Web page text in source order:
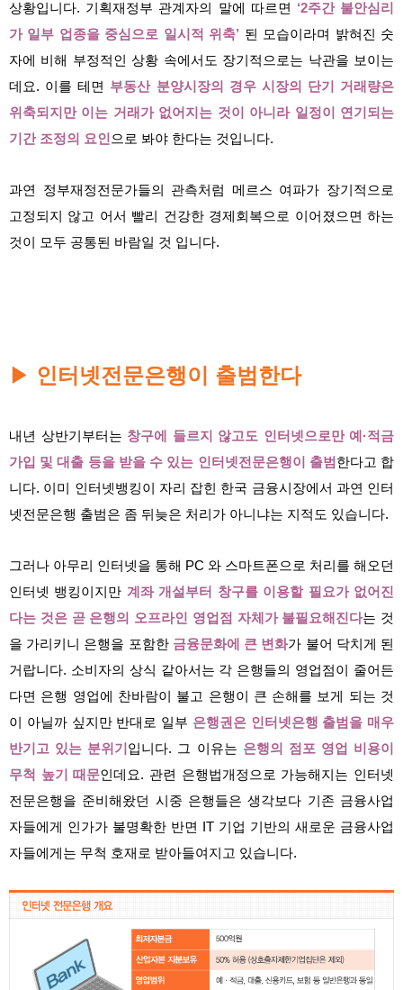
상황입니다. 기획재정부 관계자의 말에 따르면 ‘2주간 불안심리
가 일부 업종을 중심으로 일시적 위축’ 된 모습이라며 밝혀진 숫
자에 비해 부정적인 상황 속에서도 장기적으로는 낙관을 보이는
데요. 이를 테면 부동산 분양시장의 경우 시장의 단기 거래량은
위축되지만 이는 거래가 없어지는 것이 아니라 일정이 연기되는
기간 조정의 요인으로 봐야 한다는 것입니다.
과연 정부재정전문가들의 관측처럼 메르스 여파가 장기적으로
고정되지 않고 어서 빨리 건강한 경제회복으로 이어졌으면 하는
것이 모두 공통된 바람일 것 입니다.
▶ 인터넷전문은행이 출범한다
내년 상반기부터는 창구에 들르지 않고도 인터넷으로만 예·적금
가입 및 대출 등을 받을 수 있는 인터넷전문은행이 출범 한다고 합
니다. 이미 인터넷뱅킹이 자리 잡힌 한국 금융시장에서 과연 인터
넷전문은행 출범은 좀 뒤늦은 처리가 아니냐는 지적도 있습니다.
그러나 아무리 인터넷을 통해 PC 와 스마트폰으로 처리를 해오던
인터넷 뱅킹이지만 계좌 개설부터 창구를 이용할 필요가 없어진
다는 것은 곧 은행의 오프라인 영업점 자체가 불필요해진다는 것
을 가리키니 은행을 포함한 금융문화에 큰 변화가 불어 닥치게 된
거랍니다. 소비자의 상식 같아서는 각 은행들의 영업점이 줄어든
다면 은행 영업에 찬바람이 불고 은행이 큰 손해를 보게 되는 것
이 아닐까 싶지만 반대로 일부 은행권은 인터넷은행 출범을 매우
반기고 있는 분위 기 입니다. 그 이유는 은행의 점포 영업 비용이
무척 높기 때문인데요. 관련 은행법개정으로 가능해지는 인터넷
전문은행을 준비해왔던 시중 은행들은 생각보다 기존 금융사업
자들에게 인가가 불명확한 반면 IT 기업 기반의 새로운 금융사업
자들에게는 무척 호재로 받아들여지고 있습니다.